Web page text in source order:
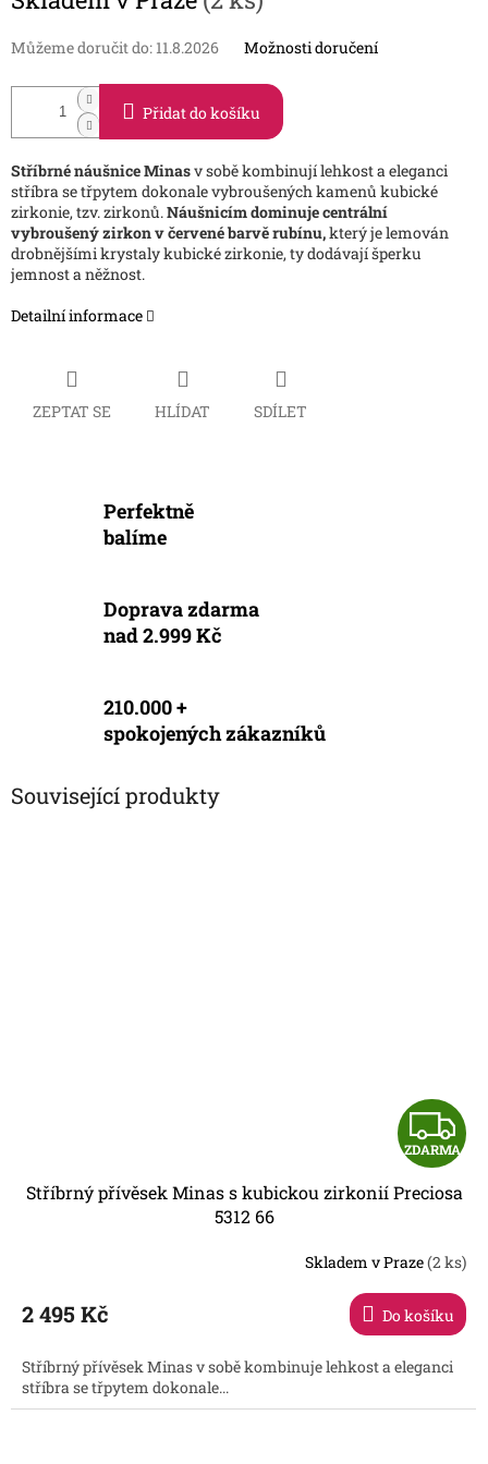
cena:
Můžeme doručit do: 11.8.2026 Možnosti doručení
Přidat do košíku
Stříbrné náušnice Minasv sobě kombinují lehkost a eleganci
stříbra se třpytem dokonale vybroušených kamenů kubické
zirkonie, tzv. zirkonů.Náušnicím dominuje centrální
vybroušený zirkon v červené barvě rubínu,který je lemován
drobnějšími krystaly kubické zirkonie, ty dodávají šperku
jemnost a něžnost.
Detailní informace
ZEPTAT SE HLÍDAT SDÍLET
Perfektně
balíme
Doprava zdarma
nad 2.999 Kč
210.000 +
spokojených zákazníků
Související produkty
Z
D
R
ZDARMA
Stříbrný přívěsek Minas s kubickou zirkonií Preciosa
5312 66
Skladem v Praze(2 ks)
2 495 Kč Do košíku
Stříbrný přívěsek Minas v sobě kombinuje lehkost a eleganci
stříbra se třpytem dokonale...